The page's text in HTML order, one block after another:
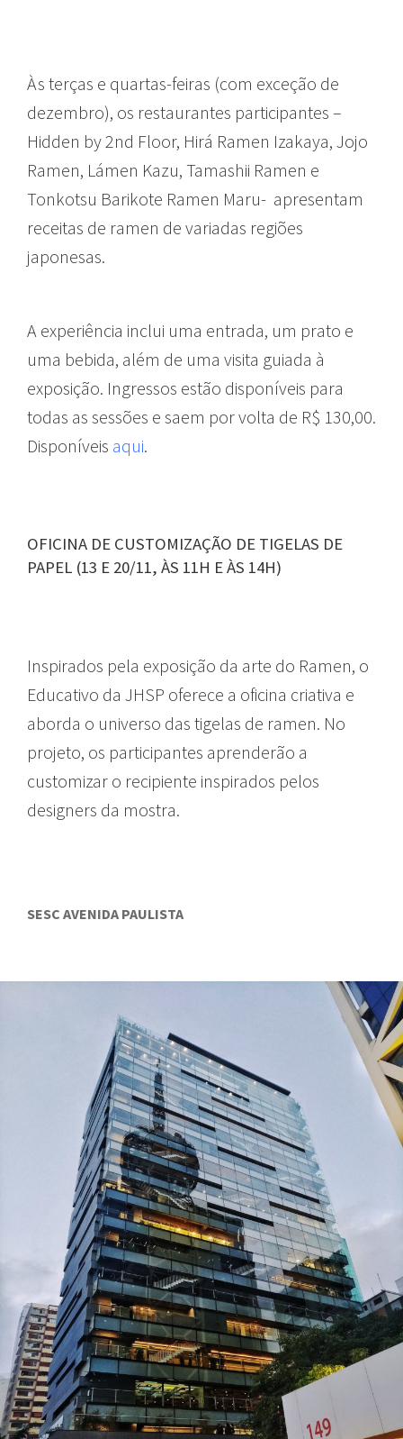
Às terças e quartas-feiras (com exceção de
dezembro), os restaurantes participantes –
Hidden by 2nd Floor, Hirá Ramen Izakaya, Jojo
Ramen, Lámen Kazu, Tamashii Ramen e
Tonkotsu Barikote Ramen Maru- apresentam
receitas de ramen de variadas regiões
japonesas.
A experiência inclui uma entrada, um prato e
uma bebida, além de uma visita guiada à
exposição. Ingressos estão disponíveis para
todas as sessões e saem por volta de R$ 130,00.
Disponíveis aqui.
OFICINA DE CUSTOMIZAÇÃO DE TIGELAS DE
PAPEL (13 E 20/11, ÀS 11H E ÀS 14H)
Inspirados pela exposição da arte do Ramen, o
Educativo da JHSP oferece a oficina criativa e
aborda o universo das tigelas de ramen. No
projeto, os participantes aprenderão a
customizar o recipiente inspirados pelos
designers da mostra.
SESC AVENIDA PAULISTA